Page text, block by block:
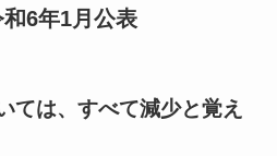
和6年1月公表
ては、 すべて減少と覚え